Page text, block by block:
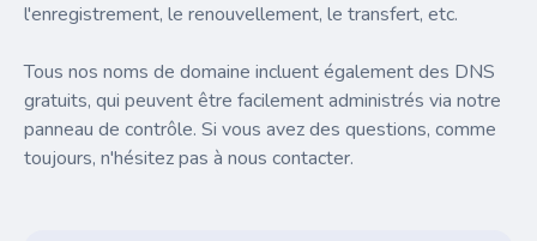
l'enregistrement, le renouvellement, le transfert, etc.
Tous nos noms de domaine incluent également des DNS
gratuits, qui peuvent être facilement administrés via notre
panneau de contrôle. Si vous avez des questions, comme
toujours, n'hésitez pas à nous contacter.